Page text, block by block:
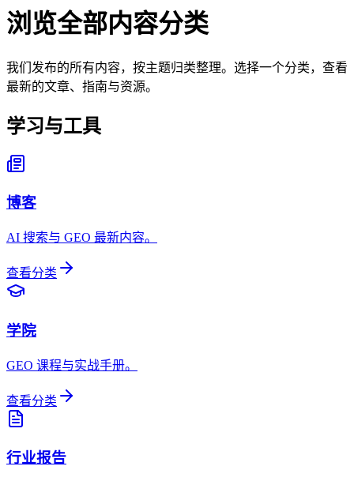
浏览全部内容分类
我们发布的所有内容，按主题归类整理。选择一个分类，查看
最新的文章、指南与资源。
学习与工具
博客
AI 搜索与 GEO 最新内容。
查看分类
学院
GEO 课程与实战手册。
查看分类
行业报告